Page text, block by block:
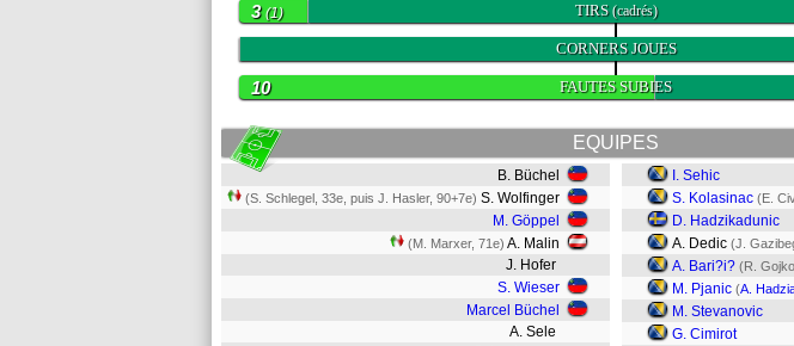
TIRS(cadrés)
3(1)
CORNERS JOUES
FAUTES SUBIES
10
EQUIPES
B. Büchel
(S. Schlegel, 33e, puis J. Hasler, 90+7e) S. Wolfinger
M. Göppel
(M. Marxer, 71e) A. Malin
J. Hofer
S. Wieser
Marcel Büchel
A. Sele
I. Sehic
S. Kolasinac (E.
D. Hadzikadunic
A. Dedic (J.
A. Bari?i? (R.
M. Pjanic (A.
M. Stevanovic
G. Cimirot